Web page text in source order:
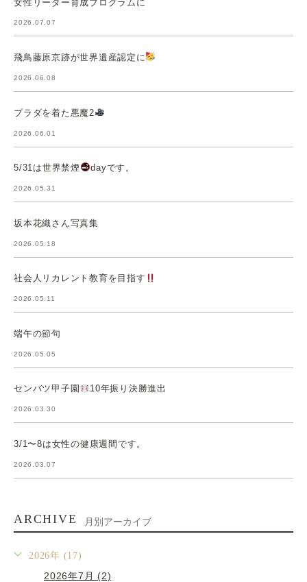
2026.07.07
飛鳥藤原京跡が世界遺産認定に
2026.06.08
プラダを着た悪魔2
2026.06.01
5/31は世界禁煙 dayです。
2026.05.31
坂本花織さん写真集
2026.05.18
社会人リカレント教育を目指す
2026.05.11
端午の節句
2026.05.05
センバツ甲子園 10年振り決勝進出
2026.03.30
3/1〜8は女性の健康週間です。
2026.03.07
ARCHIVE 月別アーカイブ
2026年 (17)
2026年7月 (2)